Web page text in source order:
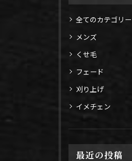
全てのカテゴリー
メンズ
くせ毛
フェード
刈り上げ
イメチェン
最近の投稿